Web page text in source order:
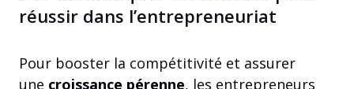
réussir dans l’entrepreneuriat
Pour booster la compétitivité et assurer
une croissance pérenne, les entrepreneurs